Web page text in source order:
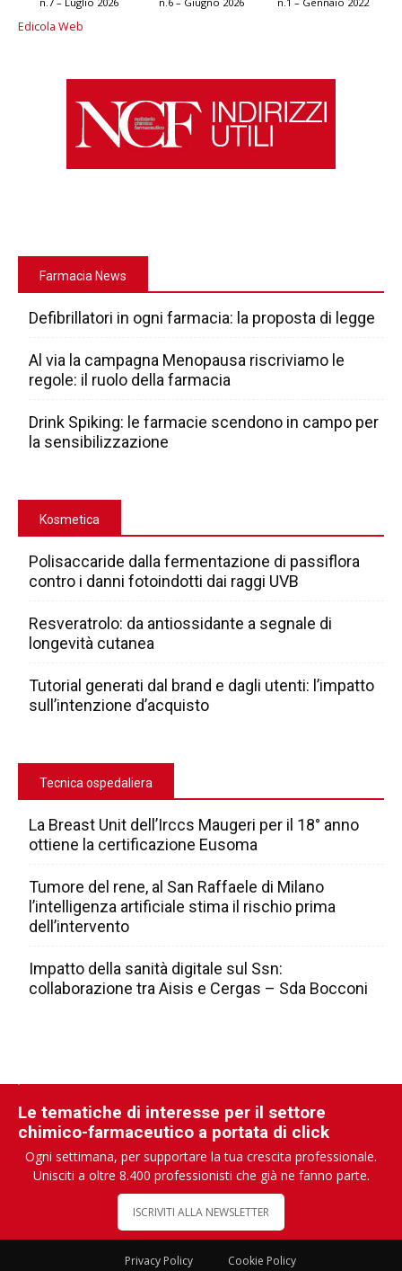
Edicola Web
Farmacia News
Defibrillatori in ogni farmacia: la proposta di legge
Al via la campagna Menopausa riscriviamo le
regole: il ruolo della farmacia
Drink Spiking: le farmacie scendono in campo per
la sensibilizzazione
Kosmetica
Polisaccaride dalla fermentazione di passiflora
contro i danni fotoindotti dai raggi UVB
Resveratrolo: da antiossidante a segnale di
longevità cutanea
Tutorial generati dal brand e dagli utenti: l’impatto
sull’intenzione d’acquisto
Tecnica ospedaliera
La Breast Unit dell’Irccs Maugeri per il 18° anno
ottiene la certificazione Eusoma
Tumore del rene, al San Raffaele di Milano
l’intelligenza artificiale stima il rischio prima
dell’intervento
Impatto della sanità digitale sul Ssn:
collaborazione tra Aisis e Cergas – Sda Bocconi
Le tematiche di interesse per il settore
chimico-farmaceutico a portata di click
Ogni settimana, per supportare la tua crescita professionale.
Unisciti a oltre 8.400 professionisti che già ne fanno parte.
ISCRIVITI ALLA NEWSLETTER
Privacy Policy Cookie Policy